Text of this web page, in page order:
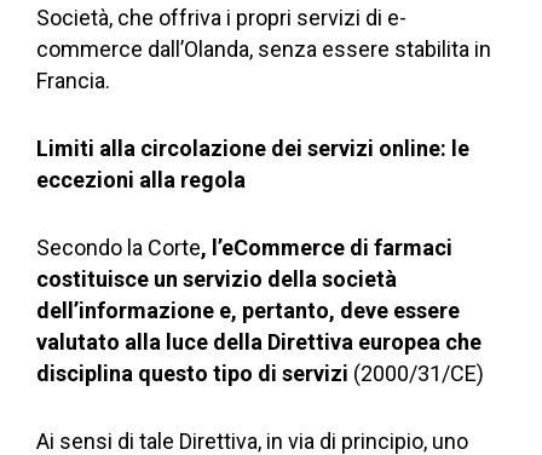
Società, che offriva i propri servizi di e-
commerce dall’Olanda, senza essere stabilita in
Francia.
Limiti alla circolazione dei servizi online: le
eccezioni alla regola
Secondo la Corte, l’eCommerce di farmaci
costituisce un servizio della società
dell’informazione e, pertanto, deve essere
valutato alla luce della Direttiva europea che
disciplina questo tipo di servizi (2000/31/CE)
Ai sensi di tale Direttiva, in via di principio, uno